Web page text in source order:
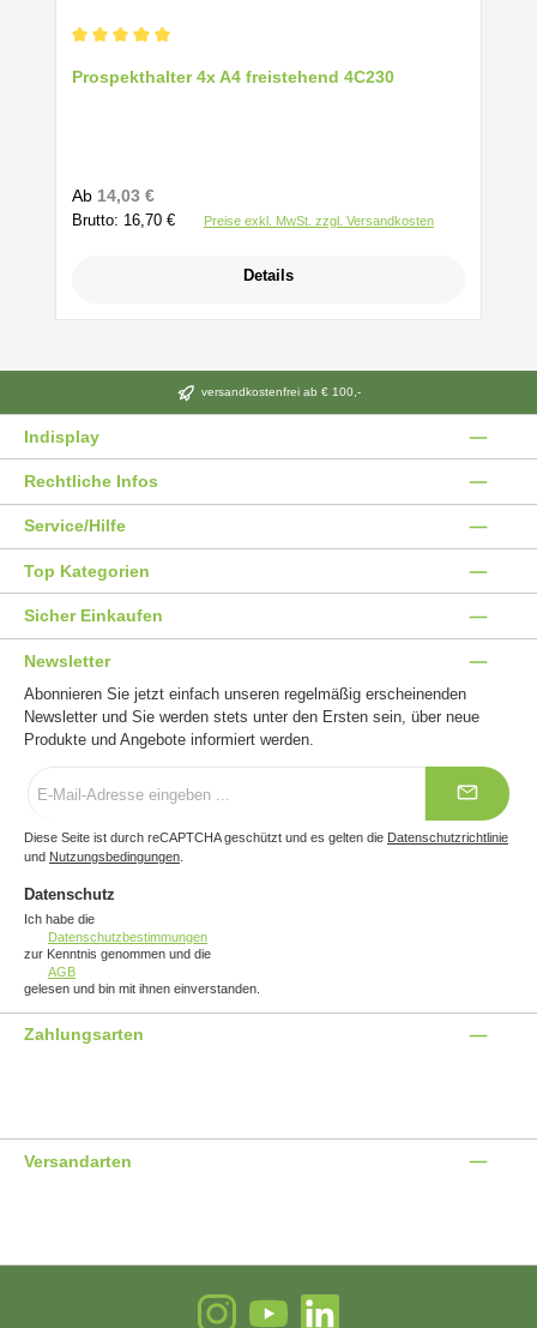
Prospekthalter 4x A4 freistehend 4C230
Regulärer Preis:
Ab 14,03 €
Brutto: 16,70 € Preise exkl. MwSt. zzgl. Versandkosten
Details
versandkostenfrei ab € 100,-
Indisplay
Rechtliche Infos
Service/Hilfe
Top Kategorien
Sicher Einkaufen
Newsletter
Abonnieren Sie jetzt einfach unseren regelmäßig erscheinenden
Newsletter und Sie werden stets unter den Ersten sein, über neue
Produkte und Angebote informiert werden.
Mail-
Diese Seite ist durch reCAPTCHA geschützt und es gelten die Datenschutzrichtlinie
und Nutzungsbedingungen.
Datenschutz
Ich habe die
Datenschutzbestimmungen
zur Kenntnis genommen und die
AGB
gelesen und bin mit ihnen einverstanden.
Zahlungsarten
Versandarten
InstagramYouTube